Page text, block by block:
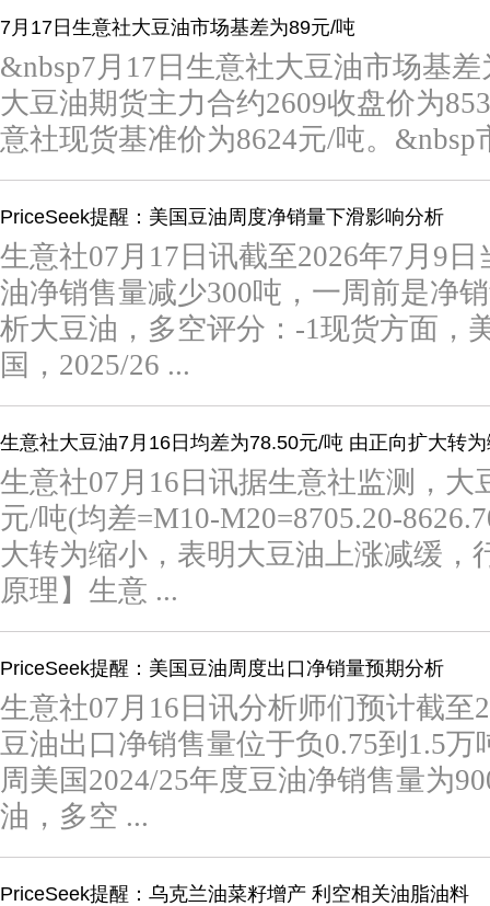
7月17日生意社大豆油市场基差为89元/吨
&nbsp7月17日生意社大豆油市场基
大豆油期货主力合约2609收盘价为
意社现货基准价为8624元/吨。&nbsp
PriceSeek提醒：美国豆油周度净销量下滑影响分析
生意社07月17日讯截至2026年7月9
油净销售量减少300吨，一周前是净
析大豆油，多空评分：-1现货方面，
国，2025/26 ...
生意社大豆油7月16日均差为78.50元/吨 由正向扩大转
生意社07月16日讯据生意社监测，大
元/吨(均差=M10-M20=8705.20-
大转为缩小，表明大豆油上涨减缓，
原理】生意 ...
PriceSeek提醒：美国豆油周度出口净销量预期分析
生意社07月16日讯分析师们预计截至
豆油出口净销售量位于负0.75到1.5
周美国2024/25年度豆油净销售量为
油，多空 ...
PriceSeek提醒：乌克兰油菜籽增产 利空相关油脂油料